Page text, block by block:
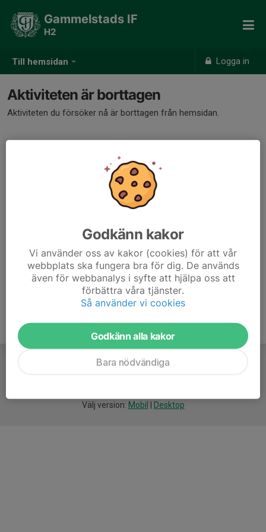
Till hemsidan Logga in
Gammelstads IF
H2
Aktiviteten är borttagen
Aktiviteten du försöker nå är borttagen från hemsidan.
Välj version: Mobil Desktop
Godkänn kakor
Vi använder oss av kakor (cookies) för att vår
webbplats ska fungera bra för dig. De används
även för webbanalys i syfte att hjälpa oss att
förbättra våra tjänster.
Så använder vi cookies
Godkänn alla kakor
Bara nödvändiga